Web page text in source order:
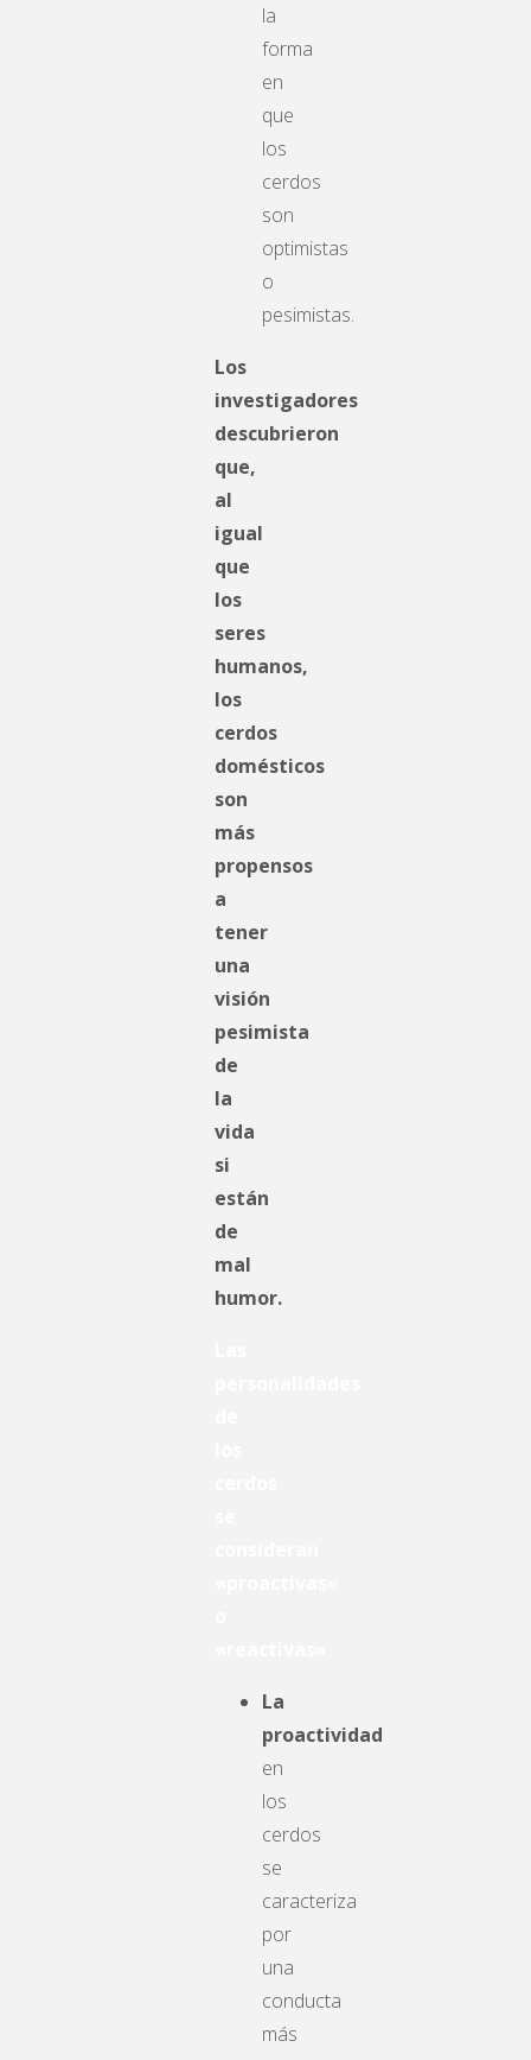
la
forma
en
que
los
cerdos
son
optimistas
o
pesimistas.
Los
investigadores
descubrieron
que,
al
igual
que
los
seres
humanos,
los
cerdos
domésticos
son
más
propensos
a
tener
una
visión
pesimista
de
la
vida
si
están
de
mal
humor.
La
proactividad
en
los
cerdos
se
caracteriza
por
una
conducta
más